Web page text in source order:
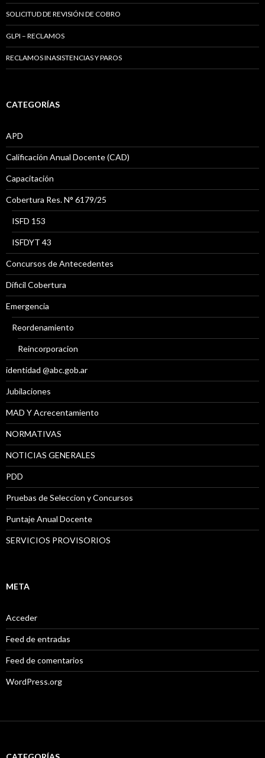
SOLICITUD DE REVISIÓN DE COBRO
GLPI – RECLAMOS
RECLAMOS INASISTENCIAS Y PAROS
CATEGORÍAS
APD
Calificación Anual Docente (CAD)
Capacitación
Cobertura Res. N° 6179/25
ISFD 153
ISFDYT 43
Concursos de Antecedentes
Díficil Cobertura
Emergencia
Reordenamiento
Reincorporacion
identidad @abc.gob.ar
Jubilaciones
MAD Y Acrecentamiento
NORMATIVAS
NOTICIAS GENERALES
PDD
Pruebas de Seleccion y Concursos
Puntaje Anual Docente
SERVICIOS PROVISORIOS
META
Acceder
Feed de entradas
Feed de comentarios
WordPress.org